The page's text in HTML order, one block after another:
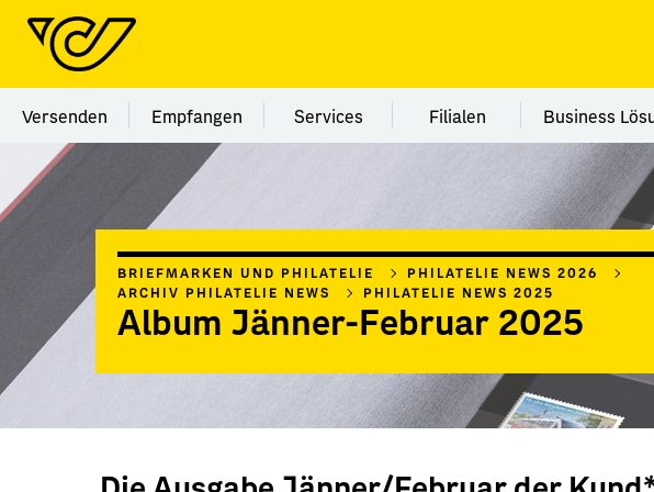
Menü Kategorie Versenden
Versenden Menü Kategorie Empfangen
Empfangen Menü Kategorie Services
Services Menü Kategorie Filialen
Filialen Business
BRIEFMARKEN UND PHILATELIE
PHILATELIE NEWS 2026
ARCHIV PHILATELIE NEWS
PHILATELIE NEWS 2025
Album Jänner-Februar 2025